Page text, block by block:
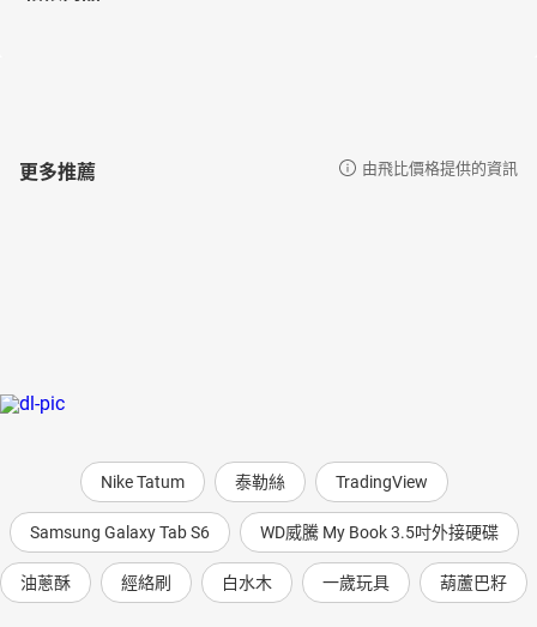
更多推薦 由飛比價格提供的資訊
Nike Tatum 泰勒絲 TradingView
Samsung Galaxy Tab S6 WD威騰 My Book 3.5吋外接硬碟
油蔥酥 經絡刷 白水木 一歲玩具 葫蘆巴籽